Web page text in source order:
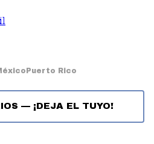
Puerto Rico
— ¡DEJA EL TUYO!